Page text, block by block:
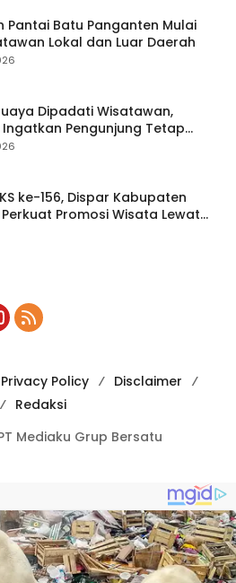
Pantai Batu Panganten Mulai
Lokal dan Luar Daerah
Dipadati Wisatawan,
Pengunjung Tetap
ke-156, Dispar Kabupaten
Promosi Wisata Lewat
Privacy Policy
Disclaimer
Redaksi
Mediaku Grup Bersatu